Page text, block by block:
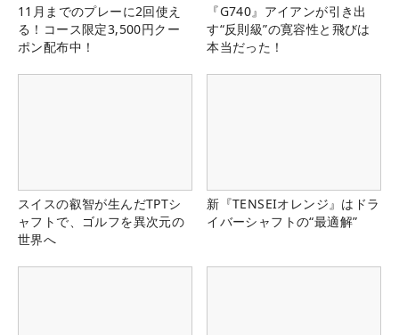
11月までのプレーに2回使え
る！コース限定3,500円クー
ポン配布中！
『G740』アイアンが引き出
す“反則級”の寛容性と飛びは
本当だった！
スイスの叡智が生んだTPTシ
ャフトで、ゴルフを異次元の
世界へ
新『TENSEIオレンジ』はドラ
イバーシャフトの“最適解”